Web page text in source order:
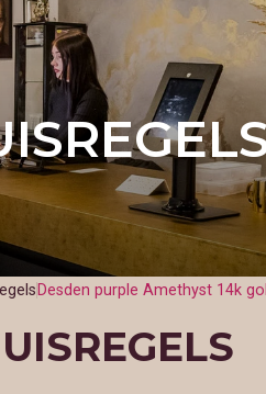
Desden purple Amethyst 14k